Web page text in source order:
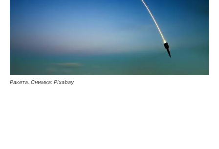
Ракета. Снимка: Pixabay